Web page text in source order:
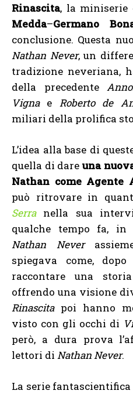
Rinascita, la miniserie
Medda–Germano
conclusione. Questa
Nathan Never, un
tradizione neveriana,
della precedente
Vignae Roberto de
miliari della prolifica
L’idea alla base di
quella di dare una
Nathan come Agente
può ritrovare in
Serranella sua
qualche tempo fa, in
Nathan Never
spiegava come,
raccontare una
offrendo una visione
Rinascitapoi hanno
visto con gli occhi di
però, a dura prova
lettori di Nathan Never.
La serie